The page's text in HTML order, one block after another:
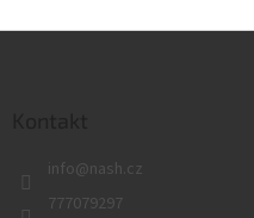
info@nash.cz
777079297